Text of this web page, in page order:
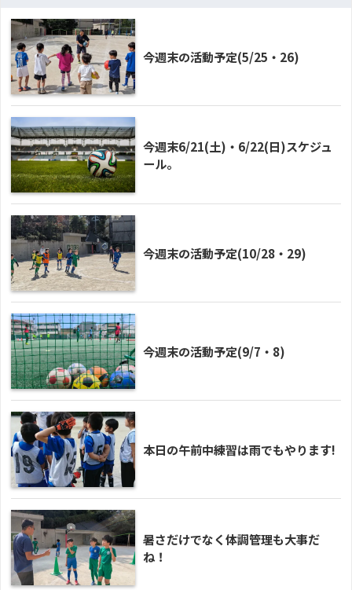
今週末の活動予定(5/25・26)
今週末6/21(土)・6/22(日)スケジュ
ール。
今週末の活動予定(10/28・29)
今週末の活動予定(9/7・8)
本日の午前中練習は雨でもやります!
暑さだけでなく体調管理も大事だ
ね！